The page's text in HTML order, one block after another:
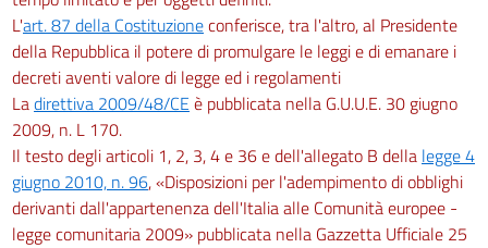
L'art. 87 della Costituzioneconferisce, tra l'altro, al Presidente
della Repubblica il potere di promulgare le leggi e di emanare i
decreti aventi valore di legge ed i regolamenti
Ladirettiva 2009/48/CE è pubblicata nella G.U.U.E. 30 giugno
2009, n. L 170.
Il testo degli articoli 1, 2, 3, 4 e 36 e dell'allegato B della legge 4
giugno 2010, n. 96, «Disposizioni per l'adempimento di obblighi
derivanti dall'appartenenza dell'Italia alle Comunità europee -
legge comunitaria 2009» pubblicata nella Gazzetta Ufficiale 25